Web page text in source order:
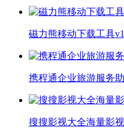
磁力熊移动下载工具
携程通企业旅游服务
搜搜影视大全海量影